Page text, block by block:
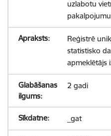
uzlabotu
Reģistrē
statistisko
apmeklētājs
2 gadi
_gat